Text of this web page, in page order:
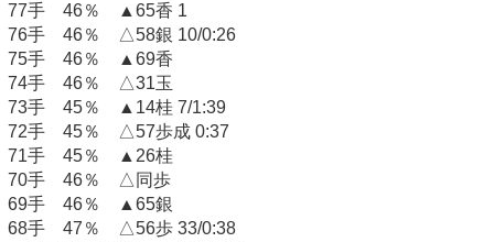
77手 46％ ▲65香 1
76手 46％ △58銀 10/0:26
75手 46％ ▲69香
74手 46％ △31玉
73手 45％ ▲14桂 7/1:39
72手 45％ △57歩成 0:37
71手 45％ ▲26桂
70手 46％ △同歩
69手 46％ ▲65銀
68手 47％ △56歩 33/0:38